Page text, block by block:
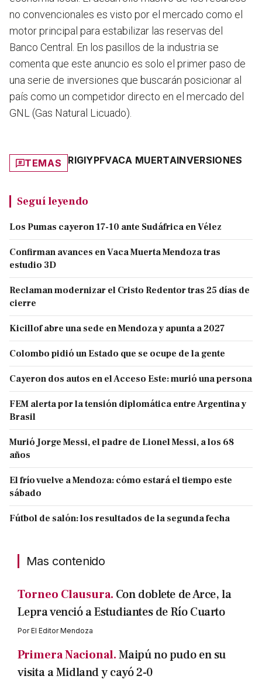
no convencionales es visto por el mercado como el
motor principal para estabilizar las reservas del
Banco Central. En los pasillos de la industria se
comenta que este anuncio es solo el primer paso de
una serie de inversiones que buscarán posicionar al
país como un competidor directo en el mercado del
GNL (Gas Natural Licuado).
TEMAS RIGIYPFVACA MUERTAINVERSIONES
Seguí leyendo
Los Pumas cayeron 17-10 ante Sudáfrica en Vélez
Confirman avances en Vaca Muerta Mendoza tras
estudio 3D
Reclaman modernizar el Cristo Redentor tras 25 días de
cierre
Kicillof abre una sede en Mendoza y apunta a 2027
Colombo pidió un Estado que se ocupe de la gente
Cayeron dos autos en el Acceso Este: murió una persona
FEM alerta por la tensión diplomática entre Argentina y
Brasil
Murió Jorge Messi, el padre de Lionel Messi, a los 68
años
El frío vuelve a Mendoza: cómo estará el tiempo este
sábado
Fútbol de salón: los resultados de la segunda fecha
Mas contenido
Torneo Clausura. Con doblete de Arce, la
Lepra venció a Estudiantes de Río Cuarto
PorEl Editor Mendoza
Primera Nacional.Maipú no pudo en su
visita a Midland y cayó 2-0